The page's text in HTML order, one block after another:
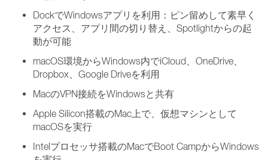
DockでWindowsアプリを利用：ピン留めして素早く
アクセス、アプリ間の切り替え、Spotlightからの起
動が可能
macOS環境からWindows内でiCloud、OneDrive、
Dropbox、Google Driveを利用
MacのVPN接続をWindowsと共有
Apple Silicon搭載のMac上で、仮想マシンとして
macOSを実行
Intelプロセッサ搭載のMacでBoot CampからWindows